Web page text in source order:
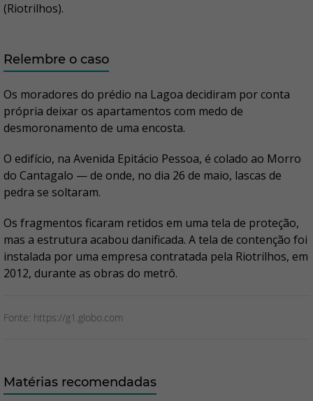
(Riotrilhos).
Relembre o caso
Os moradores do prédio na Lagoa decidiram por conta
própria deixar os apartamentos com medo de
desmoronamento de uma encosta.
O edifício, na Avenida Epitácio Pessoa, é colado ao Morro
do Cantagalo — de onde, no dia 26 de maio, lascas de
pedra se soltaram.
Os fragmentos ficaram retidos em uma tela de proteção,
mas a estrutura acabou danificada. A tela de contenção foi
instalada por uma empresa contratada pela Riotrilhos, em
2012, durante as obras do metrô.
Fonte: https://g1.globo.com
Matérias recomendadas